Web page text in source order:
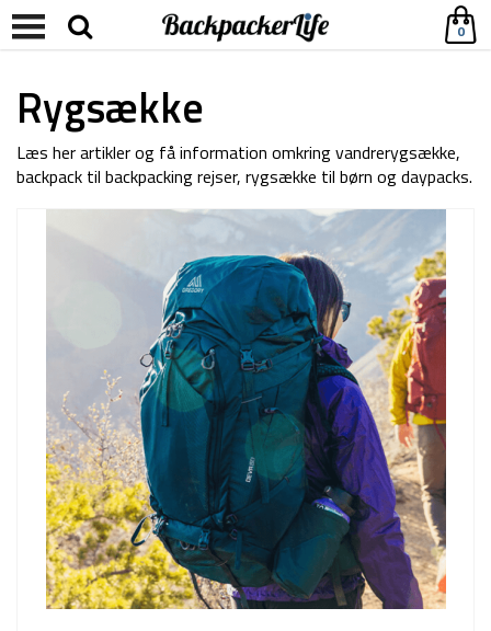
0
Rygsække
Læs her artikler og få information omkring vandrerygsække,
backpack til backpacking rejser, rygsække til børn og daypacks.